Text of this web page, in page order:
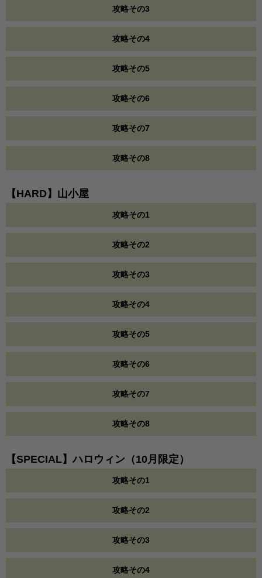
攻略その3
攻略その4
攻略その5
攻略その6
攻略その7
攻略その8
【HARD】山小屋
攻略その1
攻略その2
攻略その3
攻略その4
攻略その5
攻略その6
攻略その7
攻略その8
【SPECIAL】ハロウィン（10月限定）
攻略その1
攻略その2
攻略その3
攻略その4